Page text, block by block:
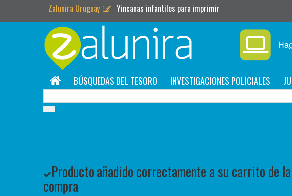
Zalunira Uruguay Yincanas infantiles para imprimir
BÚSQUEDAS DEL TESORO INVESTIGACIONES POLICIALES
Producto añadido correctamente a su carrito de la
compra